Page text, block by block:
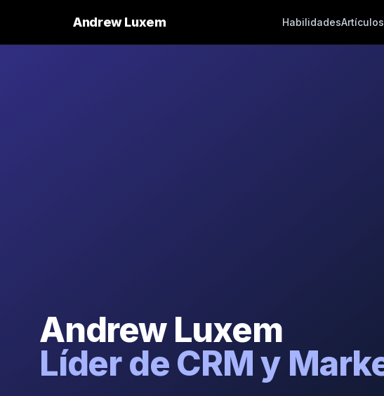
Andrew Luxem HabilidadesArtículos
Andrew Luxem
Líder de CRM y